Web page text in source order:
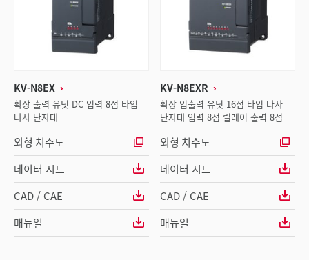
KV-N8EX
확장 출력 유닛 DC 입력 8점 타입
나사 단자대
외형 치수도
데이터 시트
CAD / CAE
매뉴얼
KV-N8EXR
확장 입출력 유닛 16점 타입 나사
단자대 입력 8점 릴레이 출력 8점
외형 치수도
데이터 시트
CAD / CAE
매뉴얼